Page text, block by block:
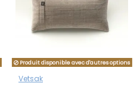
Produit disponible avec d'autres options
Vetsak